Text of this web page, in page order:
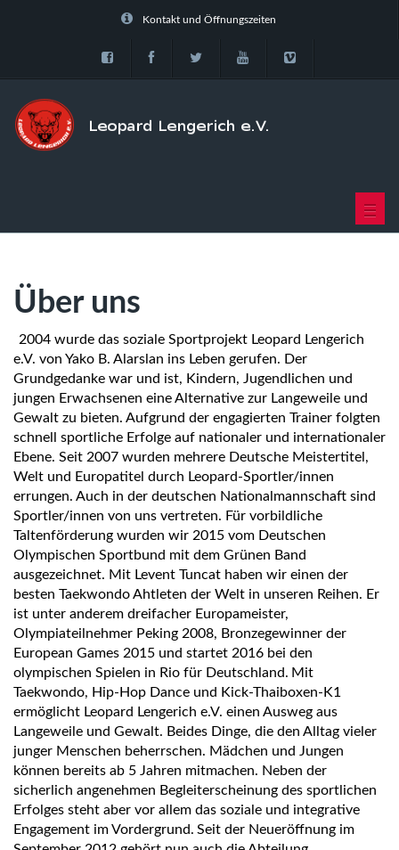
Kontakt und Öffnungszeiten
Über uns
2004 wurde das soziale Sportprojekt Leopard Lengerich
e.V. von Yako B. Alarslan ins Leben gerufen. Der
Grundgedanke war und ist, Kindern, Jugendlichen und
jungen Erwachsenen eine Alternative zur Langeweile und
Gewalt zu bieten. Aufgrund der engagierten Trainer folgten
schnell sportliche Erfolge auf nationaler und internationaler
Ebene. Seit 2007 wurden mehrere Deutsche Meistertitel,
Welt und Europatitel durch Leopard-Sportler/innen
errungen. Auch in der deutschen Nationalmannschaft sind
Sportler/innen von uns vertreten. Für vorbildliche
Taltenförderung wurden wir 2015 vom Deutschen
Olympischen Sportbund mit dem Grünen Band
ausgezeichnet. Mit Levent Tuncat haben wir einen der
besten Taekwondo Ahtleten der Welt in unseren Reihen. Er
ist unter anderem dreifacher Europameister,
Olympiateilnehmer Peking 2008, Bronzegewinner der
European Games 2015 und startet 2016 bei den
olympischen Spielen in Rio für Deutschland. Mit
Taekwondo, Hip-Hop Dance und Kick-Thaiboxen-K1
ermöglicht Leopard Lengerich e.V. einen Ausweg aus
Langeweile und Gewalt. Beides Dinge, die den Alltag vieler
junger Menschen beherrschen. Mädchen und Jungen
können bereits ab 5 Jahren mitmachen. Neben der
sicherlich angenehmen Begleiterscheinung des sportlichen
Erfolges steht aber vor allem das soziale und integrative
Engagement im Vordergrund. Seit der Neueröffnung im